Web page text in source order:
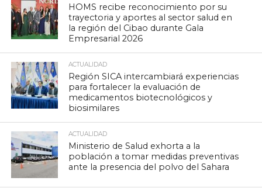
HOMS recibe reconocimiento por su
trayectoria y aportes al sector salud en
la región del Cibao durante Gala
Empresarial 2026
ACTUALIDAD
Región SICA intercambiará experiencias
para fortalecer la evaluación de
medicamentos biotecnológicos y
biosimilares
ACTUALIDAD
Ministerio de Salud exhorta a la
población a tomar medidas preventivas
ante la presencia del polvo del Sahara